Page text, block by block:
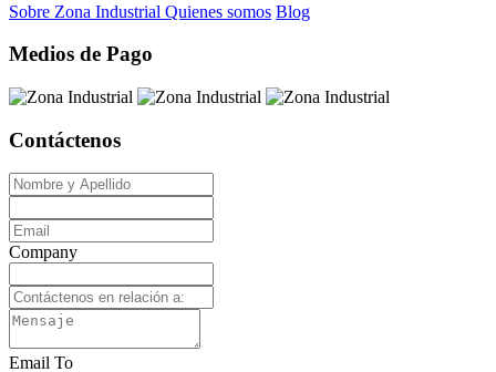
Sobre Zona Industrial Quienes somos Blog
Medios de Pago
Contáctenos
Company
Email To